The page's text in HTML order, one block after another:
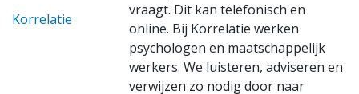
Korrelatie
vraagt. Dit kan telefonisch en
online. Bij Korrelatie werken
psychologen en maatschappelijk
werkers. We luisteren, adviseren en
verwijzen zo nodig door naar